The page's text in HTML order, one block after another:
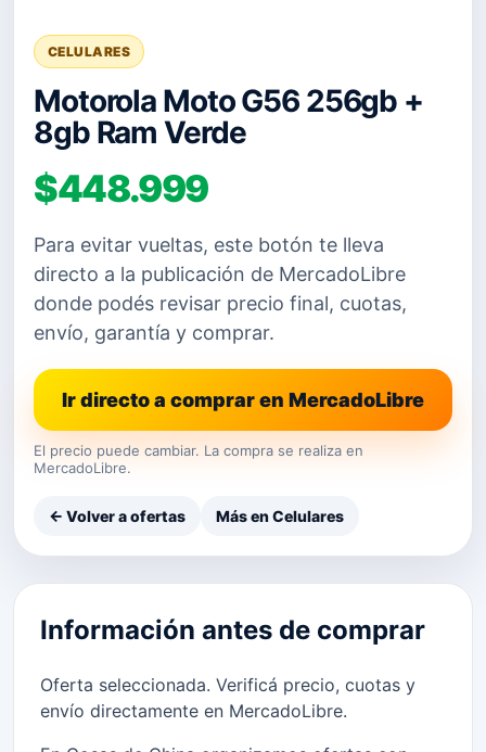
CELULARES
Motorola Moto G56 256gb +
8gb Ram Verde
$448.999
Para evitar vueltas, este botón te lleva
directo a la publicación de MercadoLibre
donde podés revisar precio final, cuotas,
envío, garantía y comprar.
Ir directo a comprar en MercadoLibre
El precio puede cambiar. La compra se realiza en
MercadoLibre.
← Volver a ofertas Más en Celulares
Información antes de comprar
Oferta seleccionada. Verificá precio, cuotas y
envío directamente en MercadoLibre.